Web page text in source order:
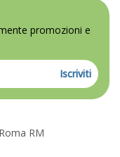
promozioni e
Iscriviti
RM